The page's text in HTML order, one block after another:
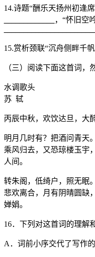
14.诗题“酬乐天扬州初逢
，“怀旧空
15.赏析颈联“沉舟侧畔千
（三）阅读下面这首词，
水调歌头
苏 轼
丙辰中秋，欢饮达旦，大
明月几时有？把酒问青天
乘风归去，又恐琼楼玉宇
人间。
转朱阁，低绮户，照无眠
悲欢离合，月有阴晴圆缺
婵娟。
16．下列对这首词的理
A．词前小序交代了写作